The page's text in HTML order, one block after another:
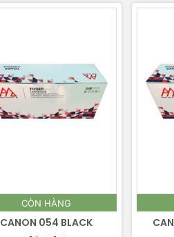
CÒN HÀNG
CANON 054 BLACK